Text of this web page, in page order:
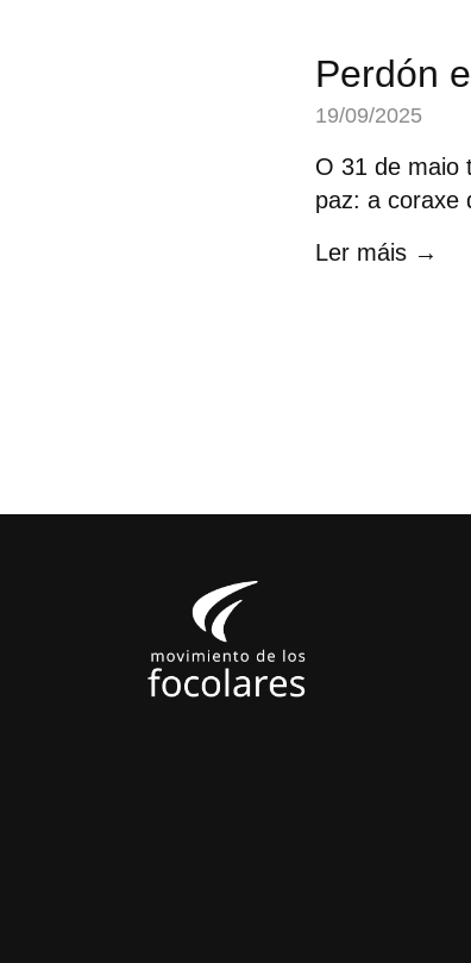
Perdón
19/09/2025
O 31 de maio
paz: a coraxe
Ler máis →